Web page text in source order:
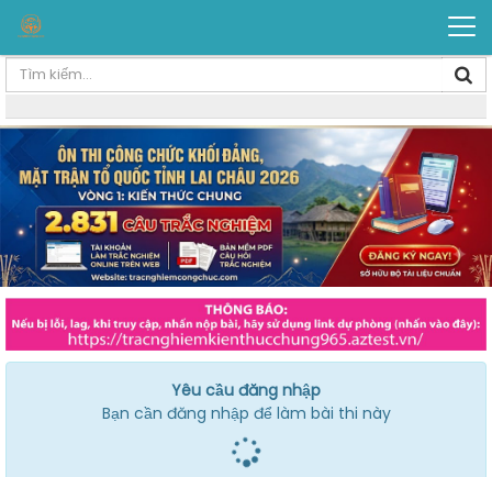
Yêu cầu đăng nhập
Bạn cần đăng nhập để làm bài thi này